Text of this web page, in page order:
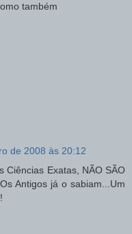
também
de 2008 às 20:12
Ciências Exatas, NÃO SÃO
Antigos já o sabiam...Um